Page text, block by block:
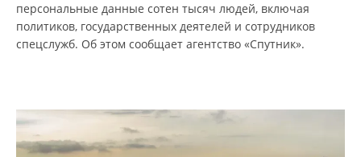
персональные данные сотен тысяч людей, включая
политиков, государственных деятелей и сотрудников
спецслужб. Об этом сообщает агентство «Спутник».